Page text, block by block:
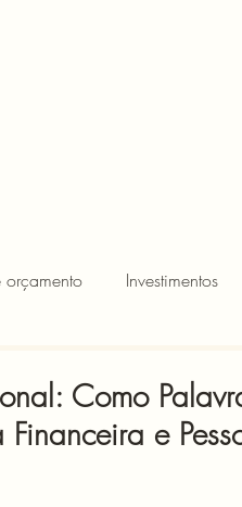
Investimentos
Como
e